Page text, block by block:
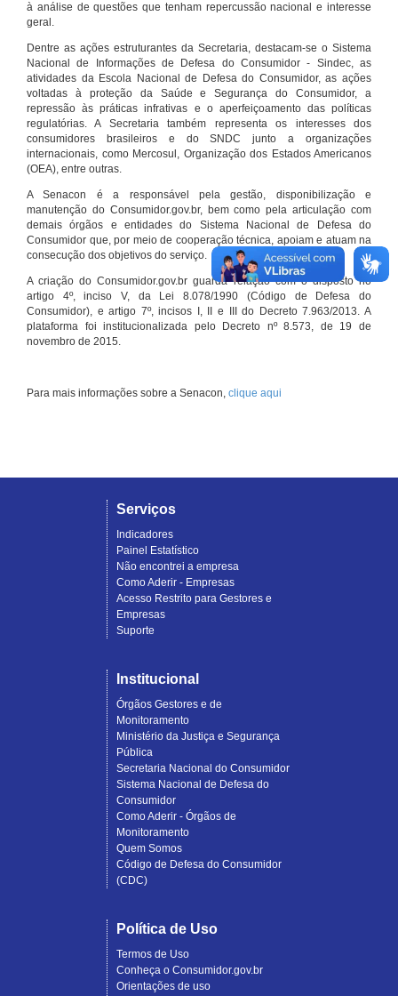
à análise de questões que tenham repercussão nacional e interesse
geral.
Dentre as ações estruturantes da Secretaria, destacam-se o Sistema
Nacional de Informações de Defesa do Consumidor - Sindec, as
atividades da Escola Nacional de Defesa do Consumidor, as ações
voltadas à proteção da Saúde e Segurança do Consumidor, a
repressão às práticas infrativas e o aperfeiçoamento das políticas
regulatórias. A Secretaria também representa os interesses dos
consumidores brasileiros e do SNDC junto a organizações
internacionais, como Mercosul, Organização dos Estados Americanos
(OEA), entre outras.
A Senacon é a responsável pela gestão, disponibilização e
manutenção do Consumidor.gov.br, bem como pela articulação com
demais órgãos e entidades do Sistema Nacional de Defesa do
Consumidor que, por meio de cooperação técnica, apoiam e atuam na
consecução dos objetivos do serviço.
A criação do Consumidor.gov.br guarda relação com o disposto no
artigo 4º, inciso V, da Lei 8.078/1990 (Código de Defesa do
Consumidor), e artigo 7º, incisos I, II e III do Decreto 7.963/2013. A
plataforma foi institucionalizada pelo Decreto nº 8.573, de 19 de
novembro de 2015.
Para mais informações sobre a Senacon, clique aqui
Serviços
Indicadores
Painel Estatístico
Não encontrei a empresa
Como Aderir - Empresas
Acesso Restrito para Gestores e
Empresas
Suporte
Institucional
Órgãos Gestores e de
Monitoramento
Ministério da Justiça e Segurança
Pública
Secretaria Nacional do Consumidor
Sistema Nacional de Defesa do
Consumidor
Como Aderir - Órgãos de
Monitoramento
Quem Somos
Código de Defesa do Consumidor
(CDC)
Política de Uso
Termos de Uso
Conheça o Consumidor.gov.br
Orientações de uso